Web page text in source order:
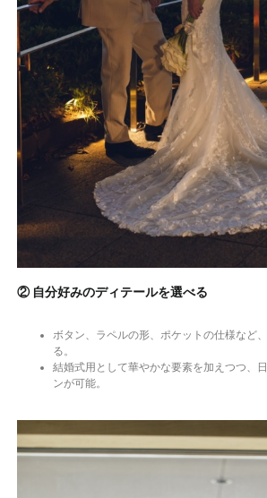
② 自分好みのディテールを選べる
ボタン、ラペルの形、ポケットの仕様など
る。
結婚式用として華やかな要素を加えつつ、
ンが可能。